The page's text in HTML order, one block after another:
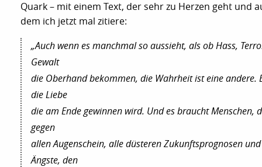
Quark – mit einem Text, der sehr zu Herzen geht und
dem ich jetzt mal zitiere:
„Auch wenn es manchmal so aussieht, als ob Hass,
Gewalt
die Oberhand bekommen, die Wahrheit ist eine andere.
die Liebe
die am Ende gewinnen wird. Und es braucht Menschen,
gegen
allen Augenschein, alle düsteren Zukunftsprognosen und
Ängste, den